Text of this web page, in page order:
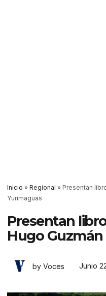
Inicio » Regional » Presentan
Yurimaguas
Presentan
Hugo
by Voces Junio